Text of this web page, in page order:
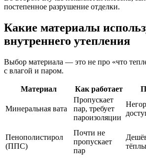
постепенное разрушение отделки.
Какие материалы
внутреннего утепления
Выбор материала — это не про «что
с влагой и паром.
Материал Как работает
Минеральная вата
Пропускает
пар, требует
пароизоляции
Пенополистирол
(ППС)
Почти не
пропускает
пар